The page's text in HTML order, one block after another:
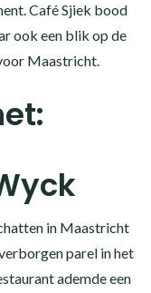
Café Sjiek bood
ook een blik op de
Maastricht.
in Maastricht
parel in het
ademde een